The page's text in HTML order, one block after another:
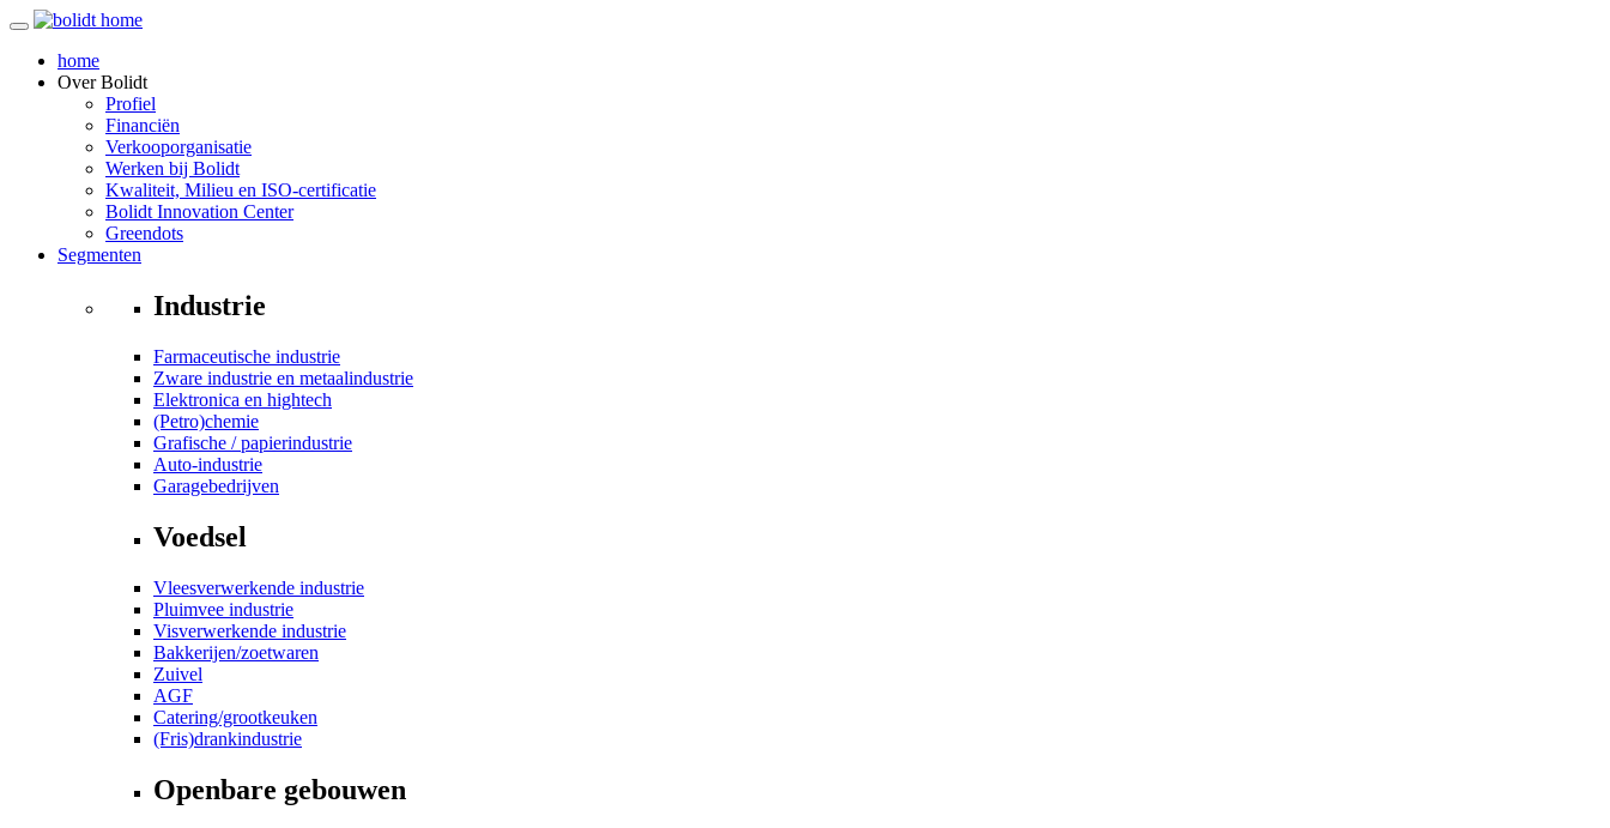
home
OverBolidt
Profiel
Financiën
Verkooporganisatie
Werken bij Bolidt
Kwaliteit, Milieu en ISO-certificatie
Bolidt Innovation Center
Greendots
Segmenten
Industrie
Farmaceutische industrie
Zware industrie en metaalindustrie
Elektronica en hightech
(Petro)chemie
Grafische / papierindustrie
Auto-industrie
Garagebedrijven
Voedsel
Vleesverwerkende industrie
Pluimvee industrie
Visverwerkende industrie
Bakkerijen/zoetwaren
Zuivel
AGF
Catering/grootkeuken
(Fris)drankindustrie
Openbare gebouwen